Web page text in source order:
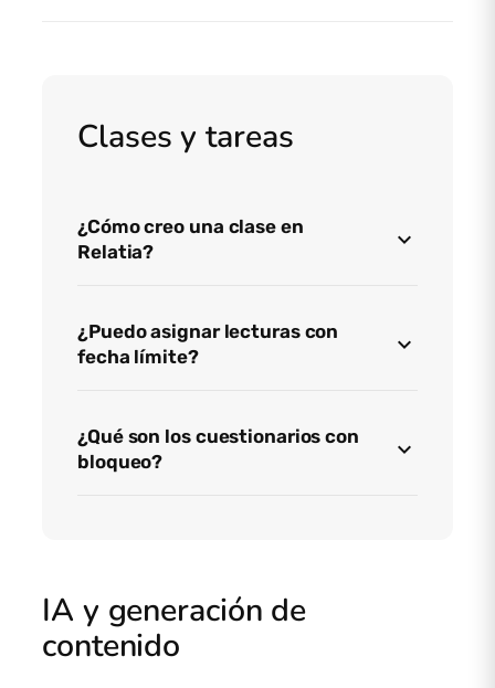
Clases y tareas
¿Cómo creo una clase en
Relatia?
¿Puedo asignar lecturas con
fecha límite?
¿Qué son los cuestionarios con
bloqueo?
IA y generación de
contenido